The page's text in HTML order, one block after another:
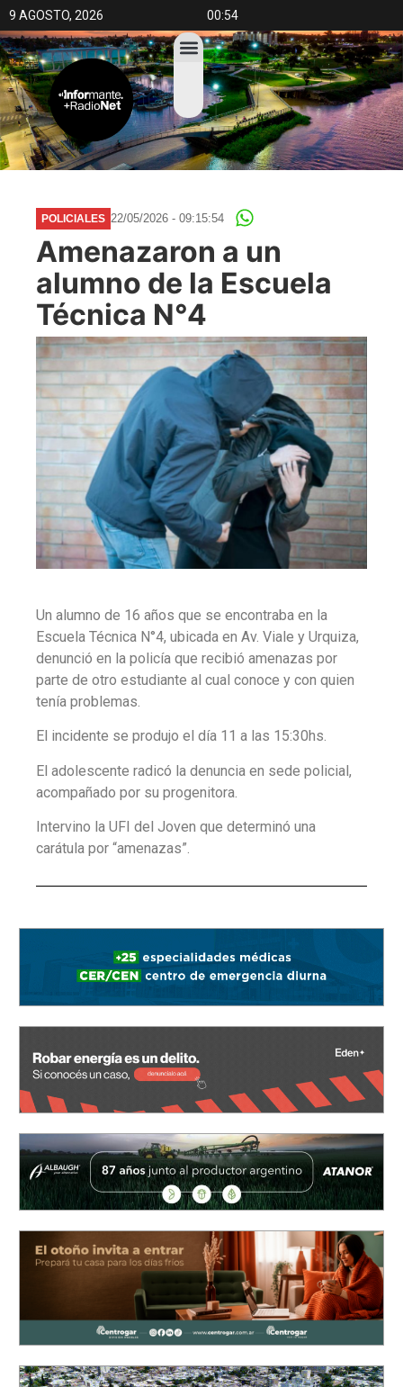
9 AGOSTO, 2026 00:54
POLICIALES 22/05/2026 - 09:15:54
Amenazaron a un
alumno de la Escuela
Técnica N°4
Un alumno de 16 años que se encontraba en la
Escuela Técnica N°4, ubicada en Av. Viale y Urquiza,
denunció en la policía que recibió amenazas por
parte de otro estudiante al cual conoce y con quien
tenía problemas.
El incidente se produjo el día 11 a las 15:30hs.
El adolescente radicó la denuncia en sede policial,
acompañado por su progenitora.
Intervino la UFI del Joven que determinó una
carátula por “amenazas”.